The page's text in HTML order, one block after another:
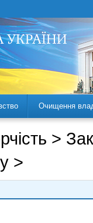
Очищення
>
>